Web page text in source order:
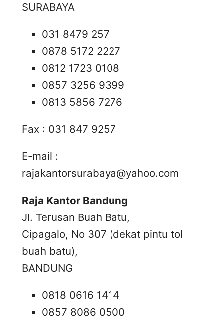
SURABAYA
031 8479 257
0878 5172 2227
0812 1723 0108
0857 3256 9399
0813 5856 7276
Fax : 031 847 9257
E-mail :
rajakantorsurabaya@yahoo.com
Raja Kantor Bandung
Jl. Terusan Buah Batu,
Cipagalo, No 307 (dekat pintu tol
buah batu),
BANDUNG
0818 0616 1414
0857 8086 0500